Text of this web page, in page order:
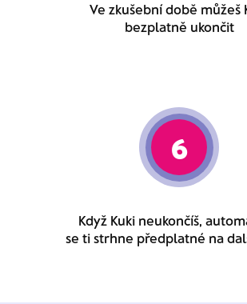
Ve zkušební době můžeš
bezplatně ukončit
6
Když Kuki neukončíš,
se ti strhne předplatné na